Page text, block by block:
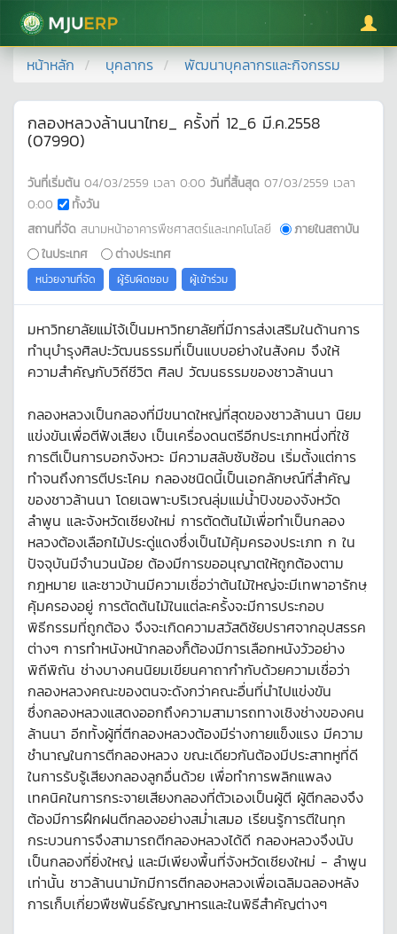
มหาวิทยาลัยแม่โจ้
หน้าหลัก บุคลากร พัฒนาบุคลากรและกิจกรรม
กลองหลวงล้านนาไทย_ ครั้งที่ 12_6 มี.ค.2558
(07990)
วันที่เริ่มต้น 04/03/2559 เวลา 0:00 วันที่สิ้นสุด 07/03/2559 เวลา
0:00
ทั้งวัน
สถานที่จัด สนามหน้าอาคารพืชศาสตร์และเทคโนโลยี
ภายในสถาบัน
ในประเทศ
ต่างประเทศ
หน่วยงานที่จัด ผู้รับผิดชอบ ผู้เข้าร่วม
มหาวิทยาลัยแม่โจ้เป็นมหาวิทยาลัยที่มีการส่งเสริมในด้านการ
ทำนุบำรุงศิลปะวัฒนธรรมที่เป็นแบบอย่างในสังคม จึงให้
ความสำคัญกับวิถีชีวิต ศิลป วัฒนธรรมของชาวล้านนา
กลองหลวงเป็นกลองที่มีขนาดใหญ่ที่สุดของชาวล้านนา นิยม
แข่งขันเพื่อตีฟังเสียง เป็นเครื่องดนตรีอีกประเภทหนึ่งที่ใช้
การตีเป็นการบอกจังหวะ มีความสลับซับซ้อน เริ่มตั้งแต่การ
ทำจนถึงการตีประโคม กลองชนิดนี้เป็นเอกลักษณ์ที่สำคัญ
ของชาวล้านนา โดยเฉพาะบริเวณลุ่มแม่น้ำปิงของจังหวัด
ลำพูน และจังหวัดเชียงใหม่ การตัดต้นไม้เพื่อทำเป็นกลอง
หลวงต้องเลือกไม้ประดู่แดงซึ่งเป็นไม้คุ้มครองประเภท ก ใน
ปัจจุบันมีจำนวนน้อย ต้องมีการขออนุญาตให้ถูกต้องตาม
กฎหมาย และชาวบ้านมีความเชื่อว่าต้นไม้ใหญ่จะมีเทพาอารักษฺ
คุ้มครองอยู่ การตัดต้นไม้ในแต่ละครั้งจะมีการประกอบ
พิธีกรรมที่ถูกต้อง จึงจะเกิดความสวัสดิชัยปราศจากอุปสรรค
ต่างๆ การทำหนังหน้ากลองก็ต้องมีการเลือกหนังวัวอย่าง
พิถีพิถัน ช่างบางคนนิยมเขียนคาถากำกับด้วยความเชื่อว่า
กลองหลวงคณะของตนจะดังกว่าคณะอื่นที่นำไปแข่งขัน
ซึ่งกลองหลวงแสดงออกถึงความสามารถทางเชิงช่างของคน
ล้านนา อีกทั้งผู้ที่ตีกลองหลวงต้องมีร่างกายแข็งแรง มีความ
ชำนาญในการตีกลองหลวง ขณะเดียวกันต้องมีประสาทหูที่ดี
ในการรับรู้เสียงกลองลูกอื่นด้วย เพื่อทำการพลิกแพลง
เทคนิคในการกระจายเสียงกลองที่ตัวเองเป็นผู้ตี ผู้ตีกลองจึง
ต้องมีการฝึกฝนตีกลองอย่างสม่ำเสมอ เรียนรู้การตีในทุก
กระบวนการจึงสามารถตีกลองหลวงได้ดี กลองหลวงจึงนับ
เป็นกลองที่ยิ่งใหญ่ และมีเพียงพื้นที่จังหวัดเชียงใหม่ - ลำพูน
เท่านั้น ชาวล้านนามักมีการตีกลองหลวงเพื่อเฉลิมฉลองหลัง
การเก็บเกี่ยวพืชพันธ์ธัญญาหารและในพิธีสำคัญต่างๆ